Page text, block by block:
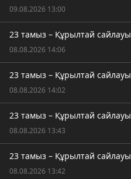
09.08.2026 13:00
23 тамыз – Құрылтай сайлауы
08.08.2026 14:06
23 тамыз – Құрылтай сайлауы
08.08.2026 14:02
23 тамыз – Құрылтай сайлауы
08.08.2026 13:43
23 тамыз – Құрылтай сайлауы
08.08.2026 13:42